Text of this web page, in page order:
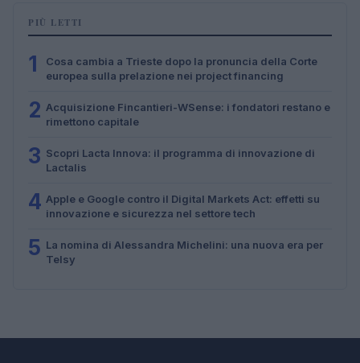
PIÙ LETTI
1
Cosa cambia a Trieste dopo la pronuncia della Corte
europea sulla prelazione nei project financing
2 Acquisizione Fincantieri-WSense: i fondatori restano e
rimettono capitale
3 Scopri Lacta Innova: il programma di innovazione di
Lactalis
4 Apple e Google contro il Digital Markets Act: effetti su
innovazione e sicurezza nel settore tech
5 La nomina di Alessandra Michelini: una nuova era per
Telsy